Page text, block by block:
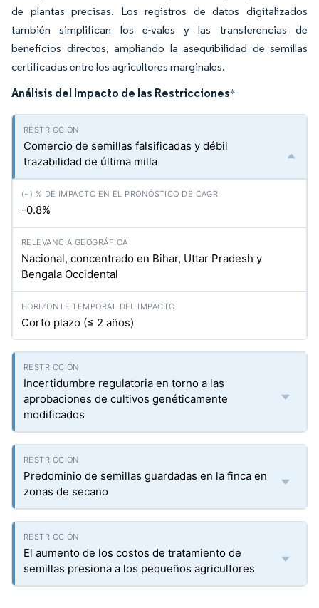
de plantas precisas. Los registros de datos digitalizados
también simplifican los e-vales y las transferencias de
beneficios directos, ampliando la asequibilidad de semillas
certificadas entre los agricultores marginales.
Análisis del Impacto de las Restricciones*
Comercio de semillas falsificadas y débil
trazabilidad de última milla
-0.8%
Nacional, concentrado en Bihar, Uttar Pradesh y
Bengala Occidental
Corto plazo (≤ 2 años)
Incertidumbre regulatoria en torno a las
aprobaciones de cultivos genéticamente
modificados
Predominio de semillas guardadas en la finca en
zonas de secano
El aumento de los costos de tratamiento de
semillas presiona a los pequeños agricultores